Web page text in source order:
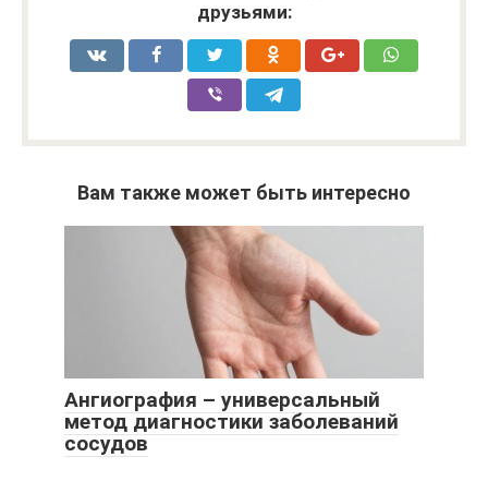
друзьями:
Вам также может быть интересно
Ангиография – универсальный
метод диагностики заболеваний
сосудов